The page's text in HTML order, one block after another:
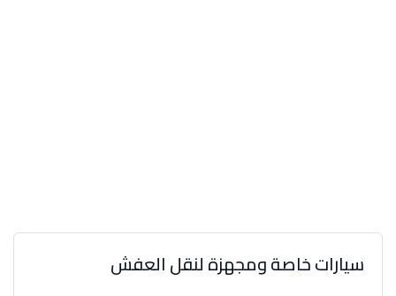
سيارات خاصة ومجهزة لنقل العفش